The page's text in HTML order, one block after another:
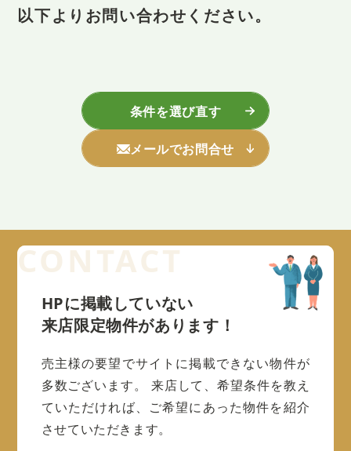
以下よりお問い合わせください。
条件を選び直す
メールでお問合せ
HPに掲載していない
来店限定物件があります！
売主様の要望でサイトに掲載できない物件が
多数ございます。
来店して、希望条件を教え
ていただければ、ご希望にあった物件を紹介
させていただきます。